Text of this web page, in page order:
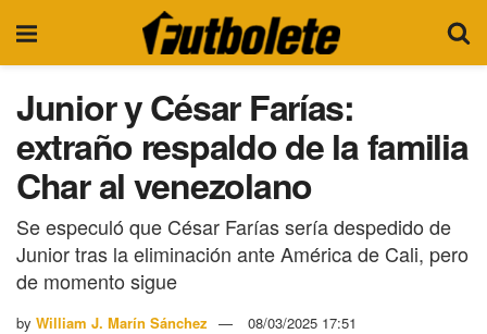
Junior y César Farías:
extraño respaldo de la familia
Char al venezolano
Se especuló que César Farías sería despedido de
Junior tras la eliminación ante América de Cali, pero
de momento sigue
by William J. Marín Sánchez 08/03/2025 17:51